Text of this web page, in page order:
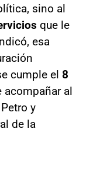
sino al
que le
esa
cumple el 8
acompañar al
y
de la